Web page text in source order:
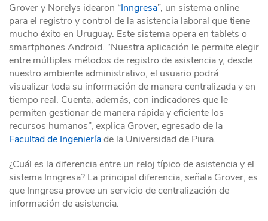
Grover y Norelys idearon “Inngresa”, un sistema online
para el registro y control de la asistencia laboral que tiene
mucho éxito en Uruguay. Este sistema opera en tablets o
smartphones Android. “Nuestra aplicación le permite elegir
entre múltiples métodos de registro de asistencia y, desde
nuestro ambiente administrativo, el usuario podrá
visualizar toda su información de manera centralizada y en
tiempo real. Cuenta, además, con indicadores que le
permiten gestionar de manera rápida y eficiente los
recursos humanos”, explica Grover, egresado de la
Facultad de Ingenieríade la Universidad de Piura.
¿Cuál es la diferencia entre un reloj típico de asistencia y el
sistema Inngresa? La principal diferencia, señala Grover, es
que Inngresa provee un servicio de centralización de
información de asistencia.